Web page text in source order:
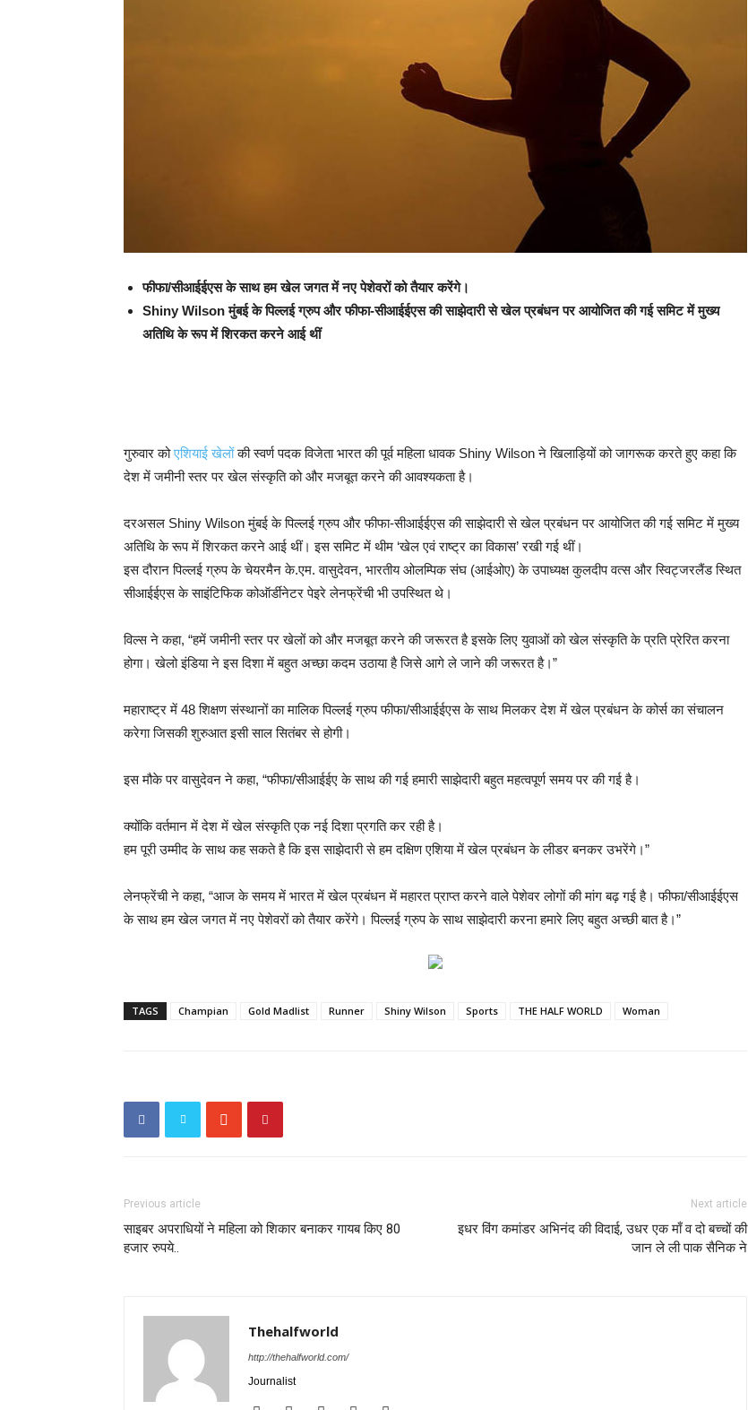
फीफा/सीआईईएस के साथ हम खेल जगत में नए पेशेवरों को तैयार करेंगे।
Shiny Wilson मुंबई के पिल्लई ग्रुप और फीफा-सीआईईएस की साझेदारी से खेल प्रबंधन पर आयोजित की गई समिट में मुख्य
अतिथि के रूप में शिरकत करने आई थीं
गुरुवार कोएशियाई खेलोंकी स्वर्ण पदक विजेता भारत की पूर्व महिला धावक Shiny Wilson ने खिलाड़ियों को जागरूक करते हुए कहा कि
देश में जमीनी स्तर पर खेल संस्कृति को और मजबूत करने की आवश्यकता है।
दरअसल Shiny Wilson मुंबई के पिल्लई ग्रुप और फीफा-सीआईईएस की साझेदारी से खेल प्रबंधन पर आयोजित की गई समिट में मुख्य
अतिथि के रूप में शिरकत करने आई थीं। इस समिट में थीम ‘खेल एवं राष्ट्र का विकास’ रखी गई थीं।
इस दौरान पिल्लई ग्रुप के चेयरमैन के.एम. वासुदेवन, भारतीय ओलम्पिक संघ (आईओए) के उपाध्यक्ष कुलदीप वत्स और स्विट्जरलैंड स्थित
सीआईईएस के साइंटिफिक कोऑर्डीनेटर पेइरे लेनफ्रेंची भी उपस्थित थे।
विल्स ने कहा, “हमें जमीनी स्तर पर खेलों को और मजबूत करने की जरूरत है इसके लिए युवाओं को खेल संस्कृति के प्रति प्रेरित करना
होगा। खेलो इंडिया ने इस दिशा में बहुत अच्छा कदम उठाया है जिसे आगे ले जाने की जरूरत है।”
महाराष्ट्र में 48 शिक्षण संस्थानों का मालिक पिल्लई ग्रुप फीफा/सीआईईएस के साथ मिलकर देश में खेल प्रबंधन के कोर्स का संचालन
करेगा जिसकी शुरुआत इसी साल सितंबर से होगी।
इस मौके पर वासुदेवन ने कहा, “फीफा/सीआईईए के साथ की गई हमारी साझेदारी बहुत महत्वपूर्ण समय पर की गई है।
क्योंकि वर्तमान में देश में खेल संस्कृति एक नई दिशा प्रगति कर रही है।
हम पूरी उम्मीद के साथ कह सकते है कि इस साझेदारी से हम दक्षिण एशिया में खेल प्रबंधन के लीडर बनकर उभरेंगे।”
लेनफ्रेंची ने कहा, “आज के समय में भारत में खेल प्रबंधन में महारत प्राप्त करने वाले पेशेवर लोगों की मांग बढ़ गई है। फीफा/सीआईईएस
के साथ हम खेल जगत में नए पेशेवरों को तैयार करेंगे। पिल्लई ग्रुप के साथ साझेदारी करना हमारे लिए बहुत अच्छी बात है।”
TAGS Champian Gold Madlist Runner Shiny Wilson Sports THE HALF WORLD Woman
Previous article
साइबर अपराधियों ने महिला को शिकार बनाकर गायब किए 80
हजार रुपये..
Next article
इधर विंग कमांडर अभिनंद की विदाई, उधर एक माँ व दो बच्चों की
जान ले ली पाक सैनिक ने
Thehalfworld
http://thehalfworld.com/
Journalist